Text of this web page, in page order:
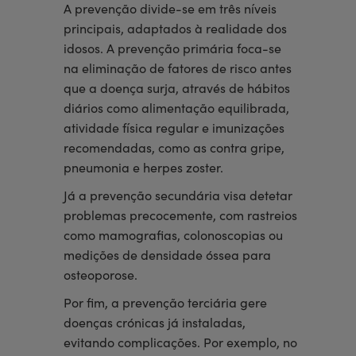
A prevenção divide-se em três níveis
principais, adaptados à realidade dos
idosos. A prevenção primária foca-se
na eliminação de fatores de risco antes
que a doença surja, através de hábitos
diários como alimentação equilibrada,
atividade física regular e imunizações
recomendadas, como as contra gripe,
pneumonia e herpes zoster.
Já a prevenção secundária visa detetar
problemas precocemente, com rastreios
como mamografias, colonoscopias ou
medições de densidade óssea para
osteoporose.
Por fim, a prevenção terciária gere
doenças crónicas já instaladas,
evitando complicações. Por exemplo, no